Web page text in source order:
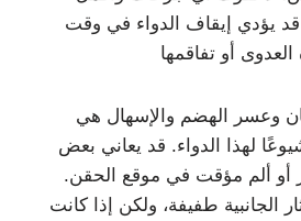
قد يؤدي إيقاف الدواء في وقت
وعسر الهضم والإسهال هي
شيوعًا لهذا الدواء. قد يعاني بعض
أو ألم مؤقت في موقع الحقن.
الجانبية طفيفة، ولكن إذا كانت